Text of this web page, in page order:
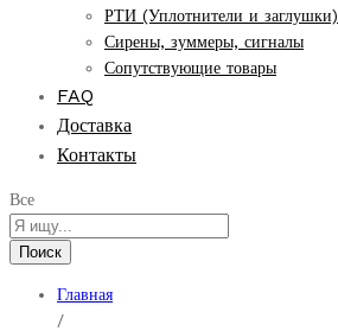
РТИ (Уплотнители и заглушки)
Сирены, зуммеры, сигналы
Сопутствующие товары
FAQ
Доставка
Контакты
Все
Поиск
Главная
/